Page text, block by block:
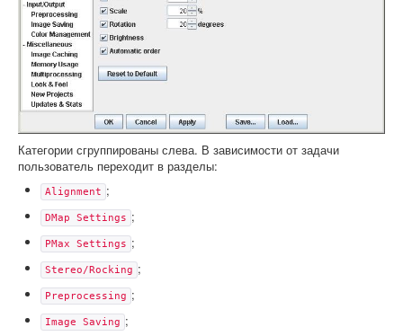
Категории сгруппированы слева. В зависимости от задачи
пользователь переходит в разделы:
Alignment ;
DMap Settings ;
PMax Settings ;
Stereo/Rocking ;
Preprocessing ;
Image Saving ;